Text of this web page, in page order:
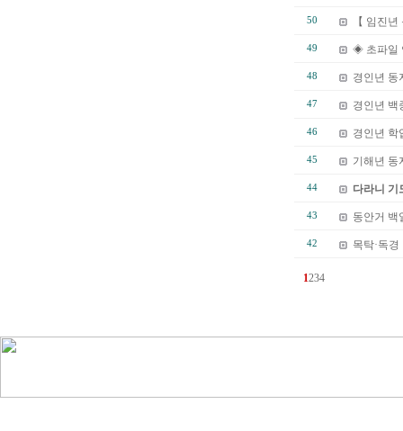
50 【 임진
49 ◈ 초파일
48 경인년 동
47 경인년 백
46 경인년 학
45 기해년 동
44 다라니 기
43 동안거 백
42 목탁·독
1234